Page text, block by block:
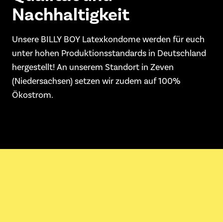
Nach­haltigkeit
Unsere BILLY BOY Latexkondome werden für euch
unter hohen Produktionsstandards in Deutschland
hergestellt! An unserem Standort in Zeven
(Niedersachsen) setzen wir zudem auf 100%
Ökostrom.